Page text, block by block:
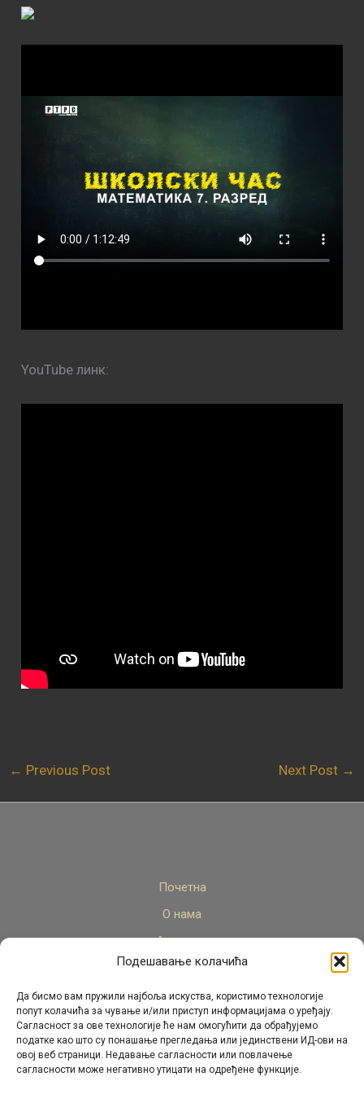
Подешавање колачића
Да бисмо вам пружили најбоља искуства, користимо технологије
попут колачића за чување и/или приступ информацијама о уређају.
Сагласност за ове технологије ће нам омогућити да обрађујемо
податке као што су понашање прегледања или јединствени ИД-ови на
овој веб страници. Недавање сагласности или повлачење
сагласности може негативно утицати на одређене функције.
YouTube линк:
← Previous Post Next Post →
Почетна
О нама
Актуелно
Стручни кадар
Пројекти
Архива
Контакт